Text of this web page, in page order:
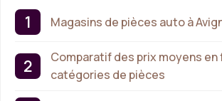
Magasins de pièces auto à
Comparatif des prix moyens
catégories de pièces